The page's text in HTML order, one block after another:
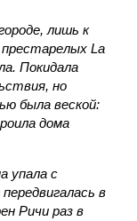
лишь к
престарелых La
Покидала
но
была веской:
дома
упала с
в
Ричи раз в